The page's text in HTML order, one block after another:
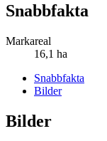
Snabbfakta
Markareal
16,1 ha
Snabbfakta
Bilder
Bilder